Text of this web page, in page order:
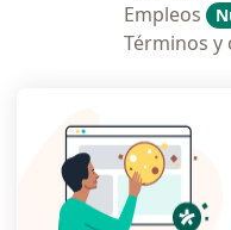
Empleos
Términos y